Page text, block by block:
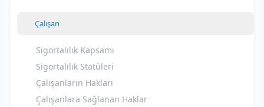
Çalışan
Sigortalılık Kapsamı
Sigortalılık Statüleri
Çalışanların Hakları
Çalışanlara Sağlanan Haklar